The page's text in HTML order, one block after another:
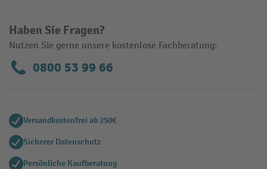
Haben Sie Fragen?
Nutzen Sie gerne unsere kostenlose Fachberatung:
0800 53 99 66
Versandkostenfrei ab 250€
Sicherer Datenschutz
Persönliche Kaufberatung